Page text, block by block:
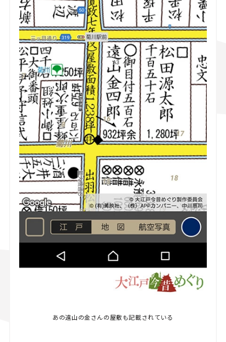
あの遠山の金さんの屋敷も記載されている